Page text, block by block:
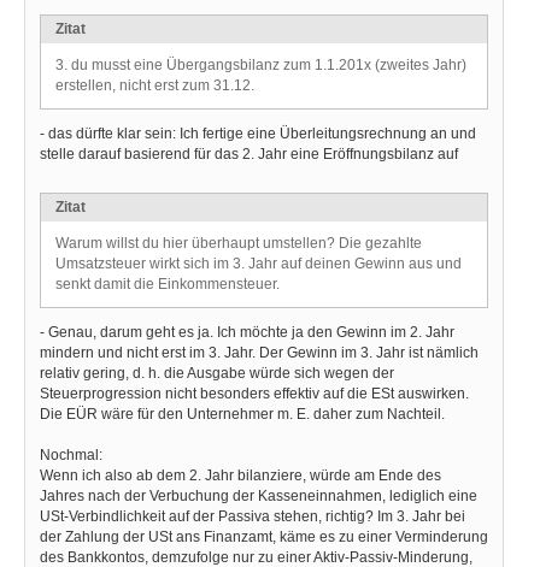
Zitat
3. du musst eine Übergangsbilanz zum 1.1.201x (zweites Jahr)
erstellen, nicht erst zum 31.12.
- das dürfte klar sein: Ich fertige eine Überleitungsrechnung an und
stelle darauf basierend für das 2. Jahr eine Eröffnungsbilanz auf
Zitat
Warum willst du hier überhaupt umstellen? Die gezahlte
Umsatzsteuer wirkt sich im 3. Jahr auf deinen Gewinn aus und
senkt damit die Einkommensteuer.
- Genau, darum geht es ja. Ich möchte ja den Gewinn im 2. Jahr
mindern und nicht erst im 3. Jahr. Der Gewinn im 3. Jahr ist nämlich
relativ gering, d. h. die Ausgabe würde sich wegen der
Steuerprogression nicht besonders effektiv auf die ESt auswirken.
Die EÜR wäre für den Unternehmer m. E. daher zum Nachteil.
Nochmal:
Wenn ich also ab dem 2. Jahr bilanziere, würde am Ende des
Jahres nach der Verbuchung der Kasseneinnahmen, lediglich eine
USt-Verbindlichkeit auf der Passiva stehen, richtig? Im 3. Jahr bei
der Zahlung der USt ans Finanzamt, käme es zu einer Verminderung
des Bankkontos, demzufolge nur zu einer Aktiv-Passiv-Minderung,